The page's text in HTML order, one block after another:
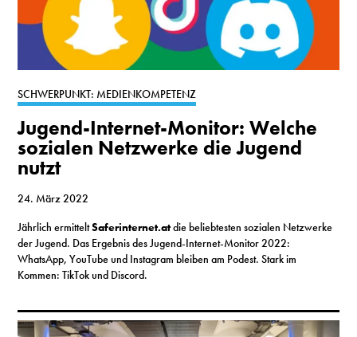
SCHWERPUNKT: MEDIENKOMPETENZ
Jugend-Internet-Monitor: Welche
sozialen Netzwerke die Jugend
nutzt
24. März 2022
Jährlich ermitteltSaferinternet.atdie beliebtesten sozialen Netzwerke
der Jugend. Das Ergebnis des Jugend-Internet-Monitor 2022:
WhatsApp, YouTube und Instagram bleiben am Podest. Stark im
Kommen: TikTok und Discord.